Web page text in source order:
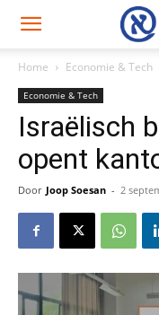
Home Economie & Tech
Economie & Tech
Israëlisch
opent
Door Joop Soesan - 2